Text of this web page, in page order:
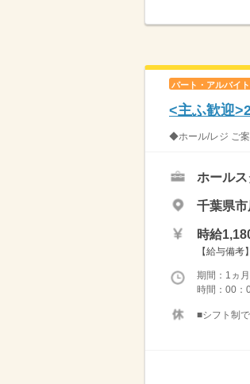
パート・アルバイト
<主ふ歓迎
◆ホール/レジ ご
ホール
千葉県市
時給
【給与備
期間：1
時間：00
■シフト制